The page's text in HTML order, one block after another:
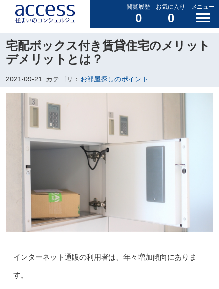
閲覧履歴
0
お気に入り
0
メニュー
宅配ボックス付き賃貸住宅のメリット
デメリットとは？
2021-09-21 カテゴリ： お部屋探しのポイント
インターネット通販の利用者は、年々増加傾向にありま
す。